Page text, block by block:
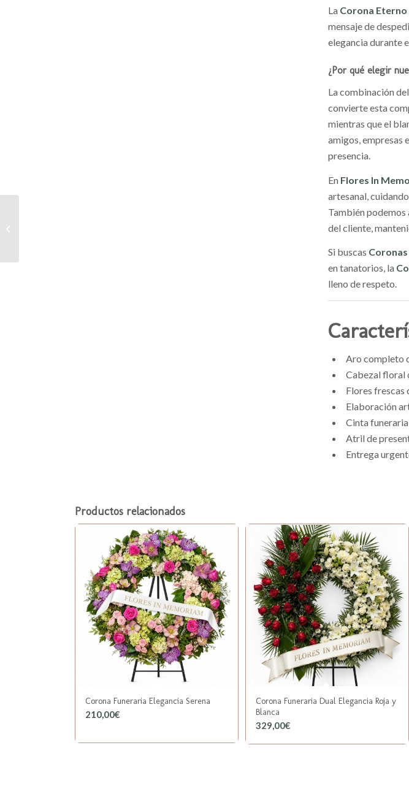
La Corona
mensaje de
elegancia durante
¿Por qué elegir
La combinación
convierte esta
mientras que el
amigos, empresas
presencia.
En Flores In
artesanal,
También
del cliente,
Si buscas
en tanatorios, la
lleno de respeto.
Aro completo
Cabezal floral
Flores frescas
Elaboración
Cinta
Atril de
Entrega
Productos relacionados
Corona Funeraria Elegancia Serena
210,00€
Corona Funeraria Dual Elegancia Roja y
Blanca
329,00€